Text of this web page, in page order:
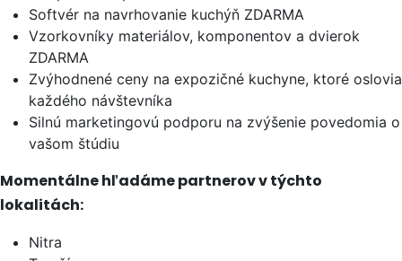
Softvér na navrhovanie kuchýň ZDARMA
Vzorkovníky materiálov, komponentov a dvierok
ZDARMA
Zvýhodnené ceny na expozičné kuchyne, ktoré oslovia
každého návštevníka
Silnú marketingovú podporu na zvýšenie povedomia o
vašom štúdiu
Momentálne hľadáme partnerov v týchto
lokalitách:
Nitra